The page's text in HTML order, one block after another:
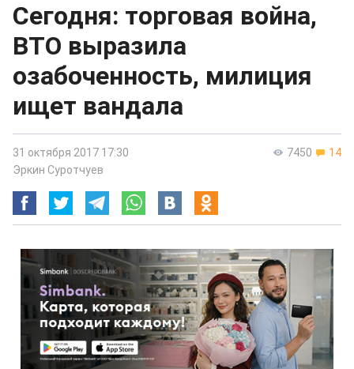
Сегодня: торговая война,
ВТО выразила
озабоченность, милиция
ищет вандала
7450 14
31 октября 2017 17:30
Эркин Суротчуев